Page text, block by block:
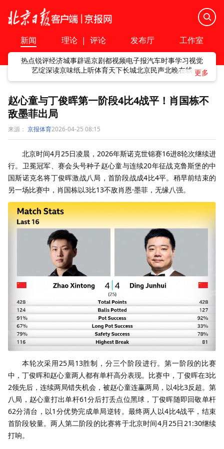
新闻 理论 | 评论 发布厅 工作室
热点锐评经济城事辟谣京剧都视频电子报汽车时事学习视觉
艺绽深读京味纸上听体育天下长城北京民声北晚在线
赵心童与丁俊晖第一阶段4比4战平！肖国栋不
敌墨菲出局
来源： 京报体育2026-04-25 08:15
北京时间4月25日凌晨，2026年斯诺克世锦赛16进8轮次继续进
行。卫冕冠军、赛会头号种子赵心童与连续20年征战克鲁斯堡的中
国斯诺克名将丁俊晖激战八局，首阶段战成4比4平。稍早前结束的
另一场比赛中，肖国栋以3比13不敌肖恩·墨菲，无缘八强。
本轮次采用25局13胜制，分三个阶段进行。第一阶段的比赛
中，丁俊晖和赵心童两人都有单杆高分表现。比赛中，丁俊晖在3比
2领先后，连续两局错失机会，被赵心童连赢两局，以4比3反超。第
八局，赵心童打出单杆61分后打丢点位黑球，丁俊晖随即回敬单杆
62分清台，以1分优势完成单局逆转。最终两人以4比4战平，结束
首阶段较量。两人第二阶段的比赛将于北京时间4月25日21:30继续
打响。